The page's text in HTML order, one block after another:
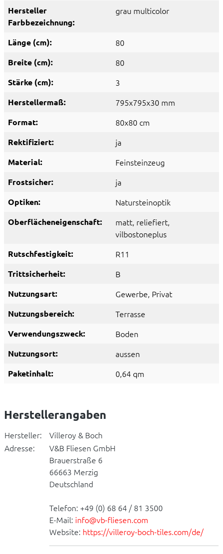
Hersteller
Farbbezeichnung:
grau multicolor
Länge (cm): 80
Breite (cm): 80
Stärke (cm): 3
Herstellermaß: 795x795x30 mm
Format: 80x80 cm
Rektifiziert: ja
Material: Feinsteinzeug
Frostsicher: ja
Optiken: Natursteinoptik
Oberflächeneigenschaft: matt, reliefiert,
vilbostoneplus
Rutschfestigkeit: R11
Trittsicherheit: B
Nutzungsart: Gewerbe, Privat
Nutzungsbereich: Terrasse
Verwendungszweck: Boden
Nutzungsort: aussen
Paketinhalt: 0,64 qm
Herstellerangaben
Hersteller:
Villeroy & Boch
Adresse:
V&B Fliesen GmbH
Brauerstraße 6
66663 Merzig
Deutschland
Telefon: +49 (0) 68 64 / 81 3500
E-Mail: info@vb-fliesen.com
Website: https://villeroy-boch-tiles.com/de/